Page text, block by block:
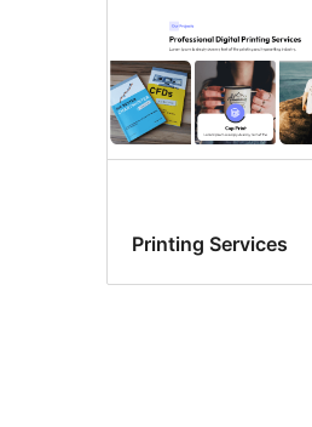
Printing Services